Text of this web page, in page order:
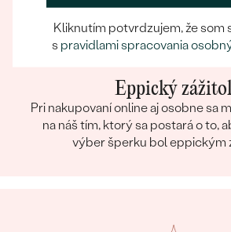
Eppický
Pri nakupovaní online aj osobne sa
na náš tím, ktorý sa postará o to,
výber šperku bol eppickým
Kliknutím potvrdzujem, že som
s pravidlami spracovania